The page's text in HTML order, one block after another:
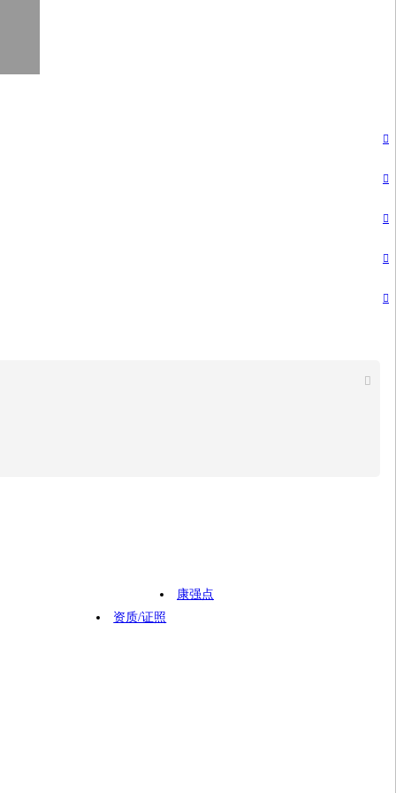






康强点
资质/证照